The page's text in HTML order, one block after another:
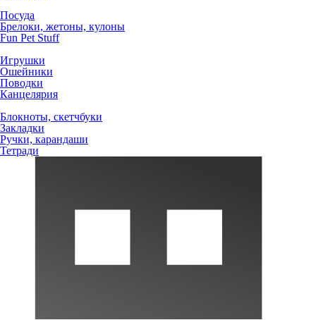
Посуда
Брелоки, жетоны, кулоны
Fun Pet Stuff
Игрушки
Ошейники
Поводки
Канцелярия
Блокноты, скетчбуки
Закладки
Ручки, карандаши
Тетради